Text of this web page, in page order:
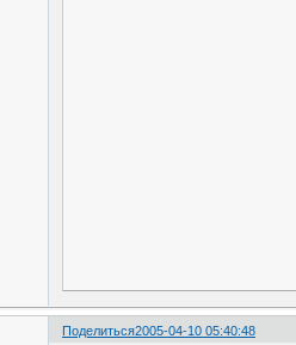
Поделиться2005-04-10 05:40:48